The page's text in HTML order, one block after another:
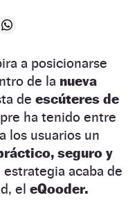
a posicionarse
de la nueva
de escúteres de
ha tenido entre
los usuarios un
seguro y
acaba de
el eQooder.